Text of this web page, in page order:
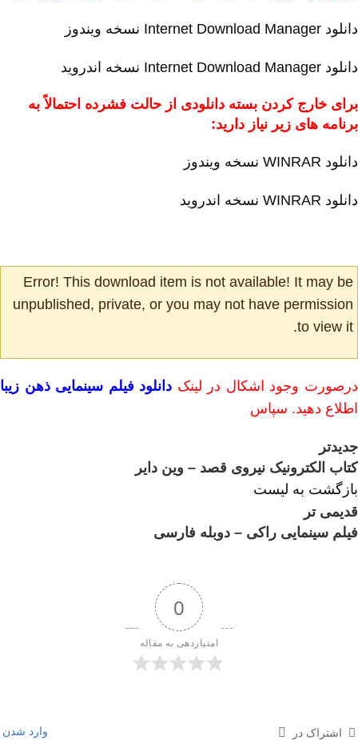
دانلود Internet Download Manager نسخه ویندوز
دانلود Internet Download Manager نسخه اندروید
برای خارج کردن بسته دانلودی از حالت فشرده احتمالاً به
برنامه های زیر نیاز دارید:
دانلود WINRAR نسخه ویندوز
دانلود WINRAR نسخه اندروید
Error! This download item is not available! It may be
unpublished, private, or you may not have permission
to view it.
درصورت وجود اشکال در لینک دانلود فیلم سینمایی ذهن زیبا
اطلاع دهید. سپاس
جدیدتر
کتاب الکترونیک نیروی قصد – وین دایر
بازگشت به لیست
قدیمی تر
فیلم سینمایی راکی – دوبله فارسی
0
امتیازدهی به مقاله
اشتراک در وارد شدن